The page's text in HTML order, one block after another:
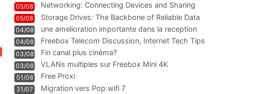
05/08
Networking: Connecting Devices and Sharing
Information
05/08
Storage Drives: The Backbone of Reliable Data
Management
04/08
une amelioration importante dans la reception
WIFI
04/08
Freebox Telecom Discussion, Internet Tech Tips
Communi
03/08 Fin canal plus cinéma?
03/08 VLANs multiples sur Freebox Mini 4K
01/08 Free Proxi
31/07 Migration vers Pop wifi 7